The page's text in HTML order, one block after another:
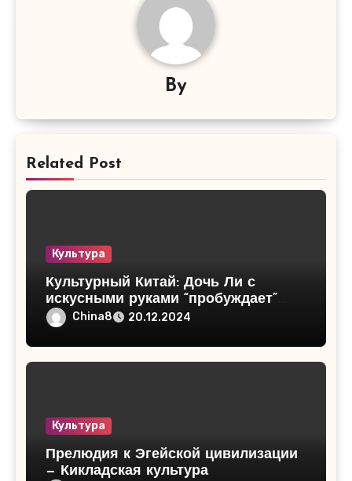
By
Related Post
Культура
Культурный Китай: Дочь Ли с
искусными руками “пробуждает”
3000 лет истории Ли Цзинь
China8 20.12.2024
Культура
Прелюдия к Эгейской цивилизации
— Кикладская культура